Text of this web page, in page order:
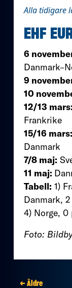
Alla tidigare
EHF
6
9
10
12/13 mars:
Frankrike
15/16 mars:
Danmark
7/8 maj:
11 maj:
Tabell: 1)
Danmark,
4) Norge, 0
Foto:
← Äldre